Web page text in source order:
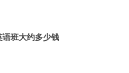
语班大约多少钱